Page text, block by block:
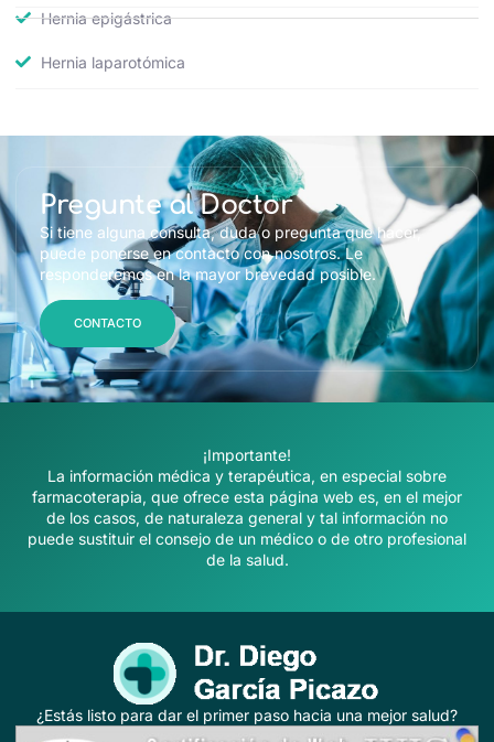
Hernia epigástrica
Hernia laparotómica
Pregunte al Doctor
Si tiene alguna consulta, duda o pregunta que hacer,
puede ponerse en contacto con nosotros. Le
responderemos en la mayor brevedad posible.
CONTACTO
¡Importante!
La información médica y terapéutica, en especial sobre
farmacoterapia, que ofrece esta página web es, en el mejor
de los casos, de naturaleza general y tal información no
puede sustituir el consejo de un médico o de otro profesional
de la salud.
¿Estás listo para dar el primer paso hacia una mejor salud?